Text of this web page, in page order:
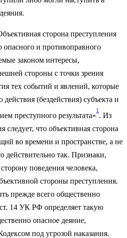
сторона преступления
опасного и противоправного
законом интересы,
стороны с точки зрения
тех событий и явлений, которые
(бездействия) субъекта и
пре­ступного результата»
1
. Из
следует, что объективная сторона
во времени и пространстве, а не
действительно так. Признаки,
поведения человека,
стороны преступления.
прежде всего общественно
14 УК РФ определяет такую
опасное деяние,
под угрозой наказания.